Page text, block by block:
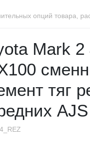
опций товара,
Mark 2
тяг
AJS